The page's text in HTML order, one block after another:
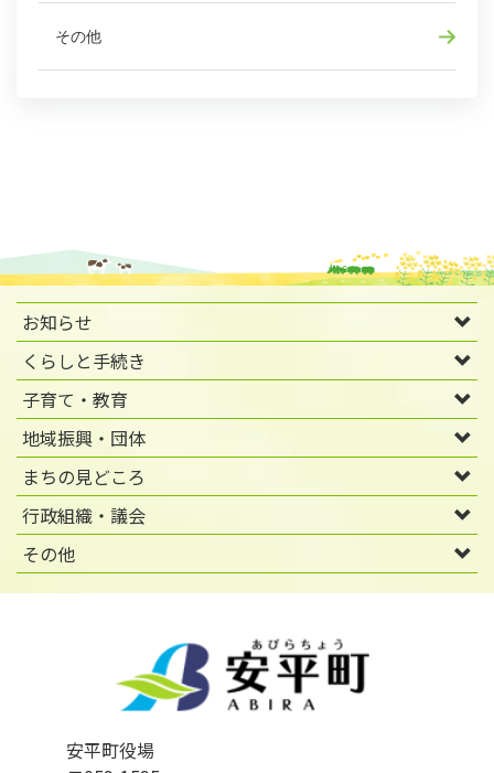
その他
お知らせ
くらしと手続き
子育て・教育
地域振興・団体
まちの見どころ
行政組織・議会
その他
安平町役場